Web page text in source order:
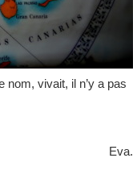
nom, vivait, il n’y a pas
Eva.